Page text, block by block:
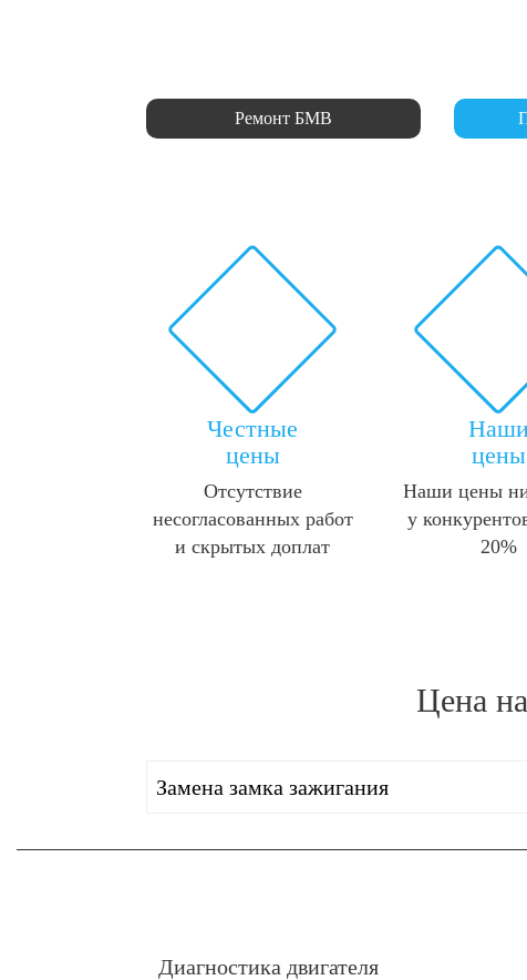
Ремонт БМВ
Честные
цены
Отсутствие
несогласованных работ
и скрытых доплат
цены
Наши цены
у
20%
Цена
Замена замка зажигания
Диагностика двигателя